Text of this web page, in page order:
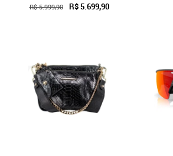
R$ 5.999,90 R$ 5.699,90